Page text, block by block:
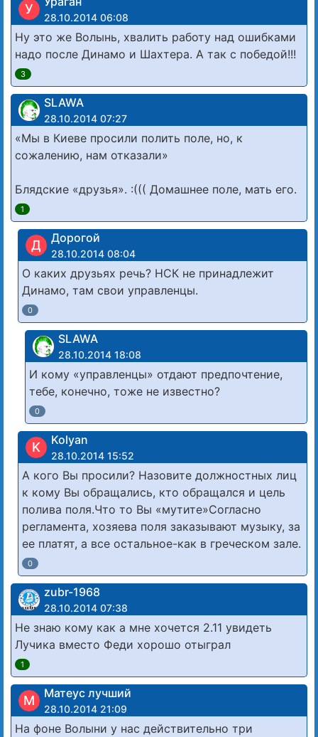
У
28.10.2014 06:08
Ну это же Волынь, хвалить работу над ошибками
надо после Динамо и Шахтера. А так с победой!!!
3
SLAWA
28.10.2014 07:27
«Мы в Киеве просили полить поле, но, к
сожалению, нам отказали»
Блядские «друзья». :((( Домашнее поле, мать его.
1
Д Дорогой
28.10.2014 08:04
О каких друзьях речь? НСК не принадлежит
Динамо, там свои управленцы.
0
SLAWA
28.10.2014 18:08
И кому «управленцы» отдают предпочтение,
тебе, конечно, тоже не известно?
0
K Kolyan
28.10.2014 15:52
А кого Вы просили? Назовите должностных лиц
к кому Вы обращались, кто обращался и цель
полива поля.Что то Вы «мутите»Согласно
регламента, хозяева поля заказывают музыку, за
ее платят, а все остальное-как в греческом зале.
0
zubr-1968
28.10.2014 07:38
Не знаю кому как а мне хочется 2.11 увидеть
Лучика вместо Феди хорошо отыграл
1
М Матеус лучший
28.10.2014 21:09
На фоне Волыни у нас действительно три